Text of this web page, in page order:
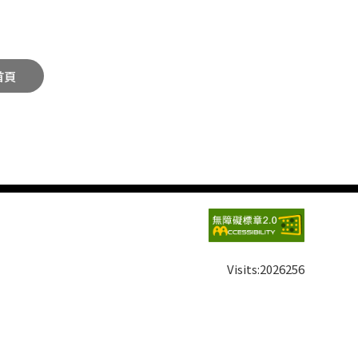
頁
Visits:2026256